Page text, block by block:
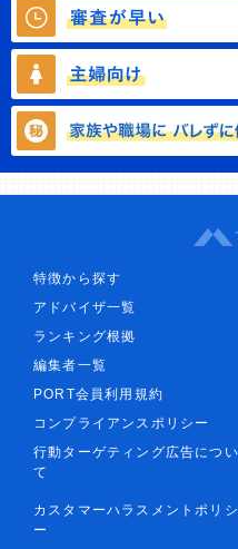
特徴から探す
アドバイザ一覧
ランキング根拠
編集者一覧
PORT会員利用規約
コンプライアンスポリシー
行動ターゲティング広告につい
て
カスタマーハラスメントポリシ
ー